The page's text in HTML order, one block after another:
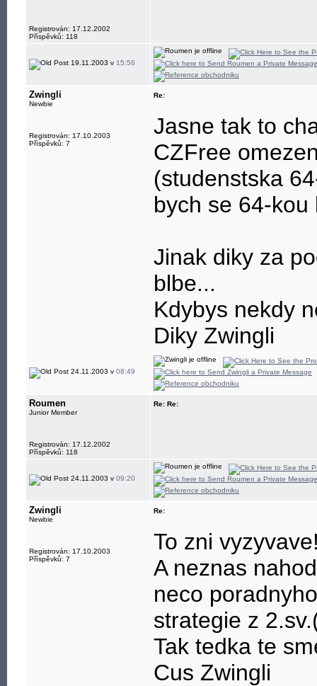
Registrován: 17.12.2002
Příspěvků: 118
19.11.2003 v 15:56
Zwingli
Newbie
Registrován: 17.10.2003
Příspěvků: 7
Re:
Jasne tak to
CZFree
(studenstska
bych se 64-kou
Jinak diky za
blbe...
Kdybys nekdy
Diky Zwingli
24.11.2003 v 08:49
Roumen
Junior Member
Registrován: 17.12.2002
Příspěvků: 118
Re: Re:
24.11.2003 v 09:20
Zwingli
Newbie
Registrován: 17.10.2003
Příspěvků: 7
Re:
To zni
A neznas
neco
strategie z
Tak tedka te
Cus Zwingli